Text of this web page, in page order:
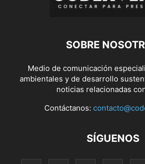
SOBRE
Medio de comunicación
ambientales y de desarrollo
noticias relacionadas
Contáctanos:
SÍGUENOS